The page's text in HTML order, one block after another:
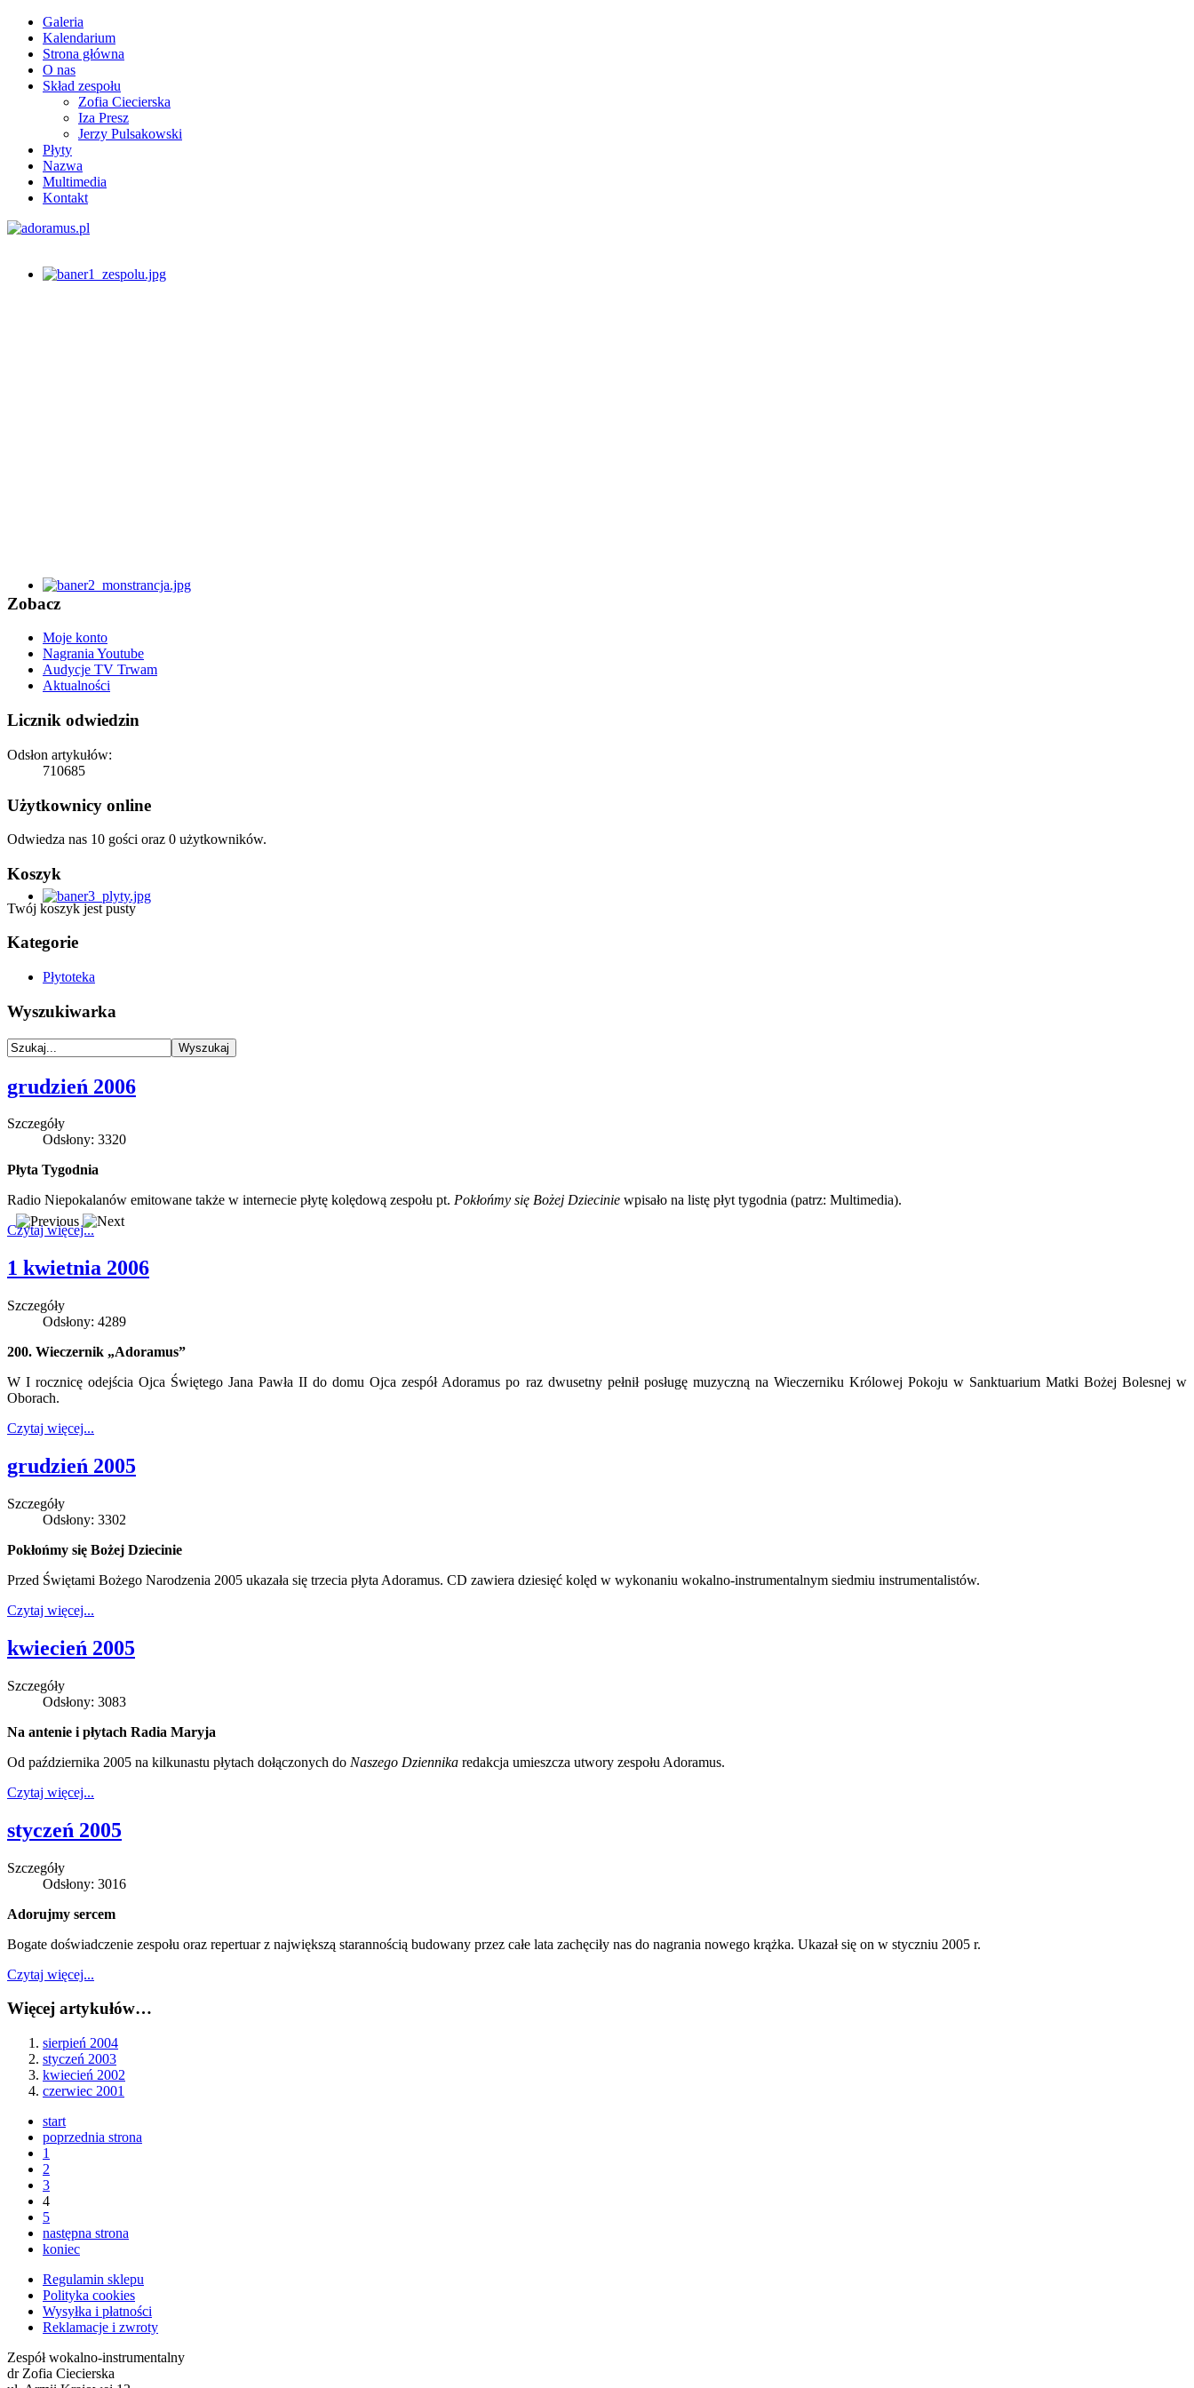
Galeria
Kalendarium
Strona główna
O nas
Skład zespołu
Zofia Ciecierska
Iza Presz
Jerzy Pulsakowski
Płyty
Nazwa
Multimedia
Kontakt
Zobacz
Moje konto
Nagrania Youtube
Audycje TV Trwam
Aktualności
Licznik odwiedzin
Odsłon artykułów:
710685
Użytkownicy online
Odwiedza nas 10 gości oraz 0 użytkowników.
Koszyk
Twój koszyk jest pusty
Kategorie
Płytoteka
Wyszukiwarka
grudzień 2006
Szczegóły
Odsłony: 3320
Płyta Tygodnia
Radio Niepokalanów emitowane także w internecie płytę kolędową zespołu pt. Pokłońmy się Bożej Dziecinie wpisało na listę płyt tygodnia (patrz: Multimedia).
Czytaj więcej...
1 kwietnia 2006
Szczegóły
Odsłony: 4289
200. Wieczernik „Adoramus”
W I rocznicę odejścia Ojca Świętego Jana Pawła II do domu Ojca zespół Adoramus po raz dwusetny pełnił posługę muzyczną na Wieczerniku Królowej Pokoju w Sanktuarium Matki Bożej Bolesnej w
Oborach.
Czytaj więcej...
grudzień 2005
Szczegóły
Odsłony: 3302
Pokłońmy się Bożej Dziecinie
Przed Świętami Bożego Narodzenia 2005 ukazała się trzecia płyta Adoramus. CD zawiera dziesięć kolęd w wykonaniu wokalno-instrumentalnym siedmiu instrumentalistów.
Czytaj więcej...
kwiecień 2005
Szczegóły
Odsłony: 3083
Na antenie i płytach Radia Maryja
Od października 2005 na kilkunastu płytach dołączonych do Naszego Dziennika redakcja umieszcza utwory zespołu Adoramus.
Czytaj więcej...
styczeń 2005
Szczegóły
Odsłony: 3016
Adorujmy sercem
Bogate doświadczenie zespołu oraz repertuar z największą starannością budowany przez całe lata zachęciły nas do nagrania nowego krążka. Ukazał się on w styczniu 2005 r.
Czytaj więcej...
Więcej artykułów…
sierpień 2004
styczeń 2003
kwiecień 2002
czerwiec 2001
start
poprzednia strona
1
2
3
4
5
następna strona
koniec
Regulamin sklepu
Polityka cookies
Wysyłka i płatności
Reklamacje i zwroty
Zespół wokalno-instrumentalny
dr Zofia Ciecierska